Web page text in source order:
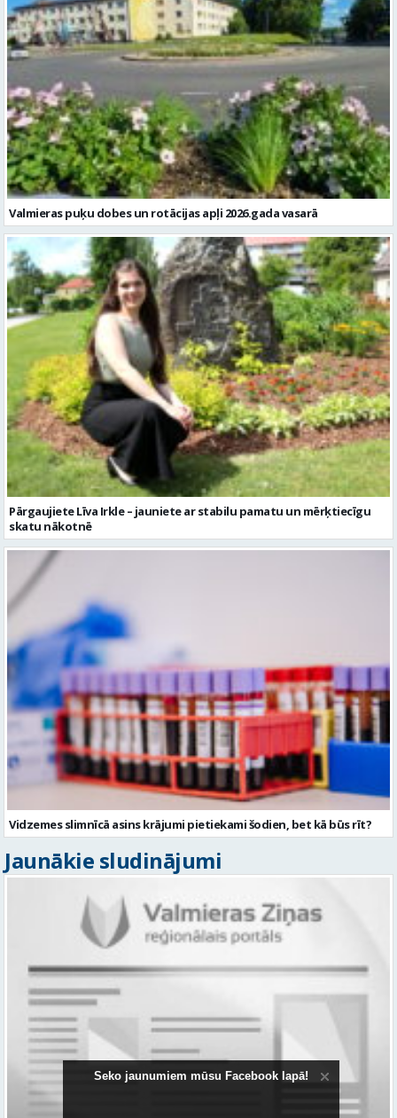
Valmieras puķu dobes un rotācijas apļi 2026.gada vasarā
Pārgaujiete Līva Irkle – jauniete ar stabilu pamatu un mērķtiecīgu
skatu nākotnē
Vidzemes slimnīcā asins krājumi pietiekami šodien, bet kā būs rīt?
Jaunākie sludinājumi
Seko jaunumiem mūsu Facebook lapā!